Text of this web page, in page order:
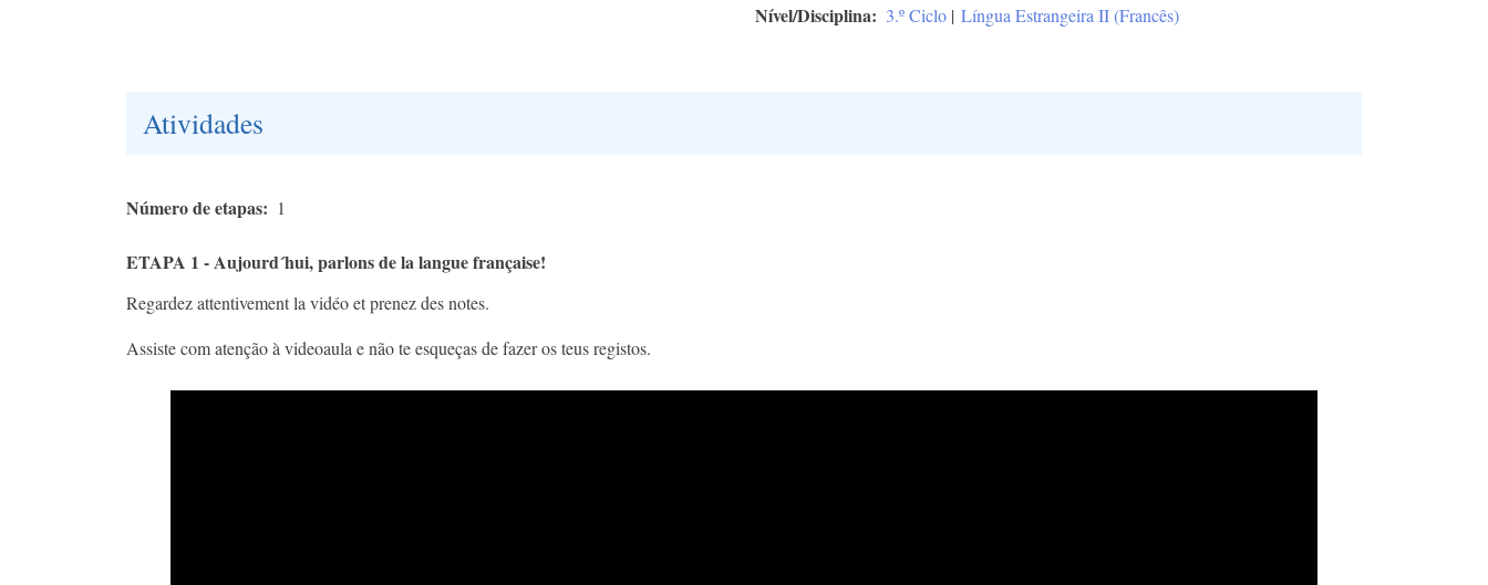
Nível/Disciplina 3.º Ciclo | Língua Estrangeira II (Francês)
Atividades
Número de etapas 1
ETAPA 1 - ​Aujourd´hui, parlons de la langue française!
Regardez attentivement la vidéo et prenez des notes.
Assiste com atenção à videoaula e não te esqueças de fazer os teus registos.